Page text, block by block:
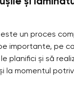
un proces
importante, pe
planifici și să
la momentul